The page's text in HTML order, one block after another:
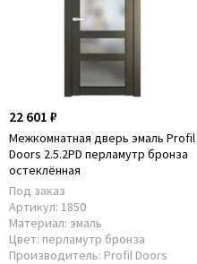
22 601 ₽
Межкомнатная дверь эмаль Profil
Doors 2.5.2PD перламутр бронза
остеклённая
Под заказ
Артикул: 1850
Материал: эмаль
Цвет: перламутр бронза
Производитель: Profil Doors